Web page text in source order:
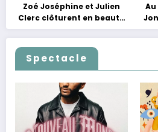
Zoé Joséphine et Julien
Clerc clôturent en beauté
Les Nuits Francofolies au
Casino
Au
Spectacle